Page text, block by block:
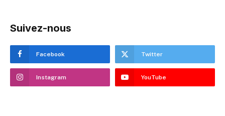
Suivez-nous
Facebook Twitter
Instagram YouTube